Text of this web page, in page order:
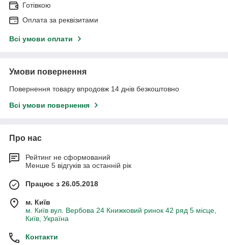
Готівкою
Оплата за реквізитами
Всі умови оплати
Умови повернення
Повернення товару впродовж 14 днів безкоштовно
Всі умови повернення
Про нас
Рейтинг не сформований
Менше 5 відгуків за останній рік
Працює з 26.05.2018
м. Київ
м. Київ вул. Вербова 24 Книжковий ринок 42 ряд 5 місце,
Київ, Україна
Контакти